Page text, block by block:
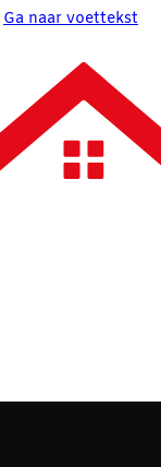
Ga naar voettekst